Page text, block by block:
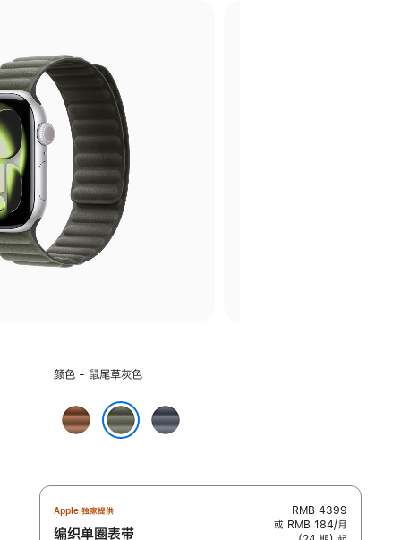
选
色:
颜色 - 鼠尾草灰色
焦
糖
海
军
Apple 独家提供
编织单圈表带
RMB 4399
或 RMB 184/月